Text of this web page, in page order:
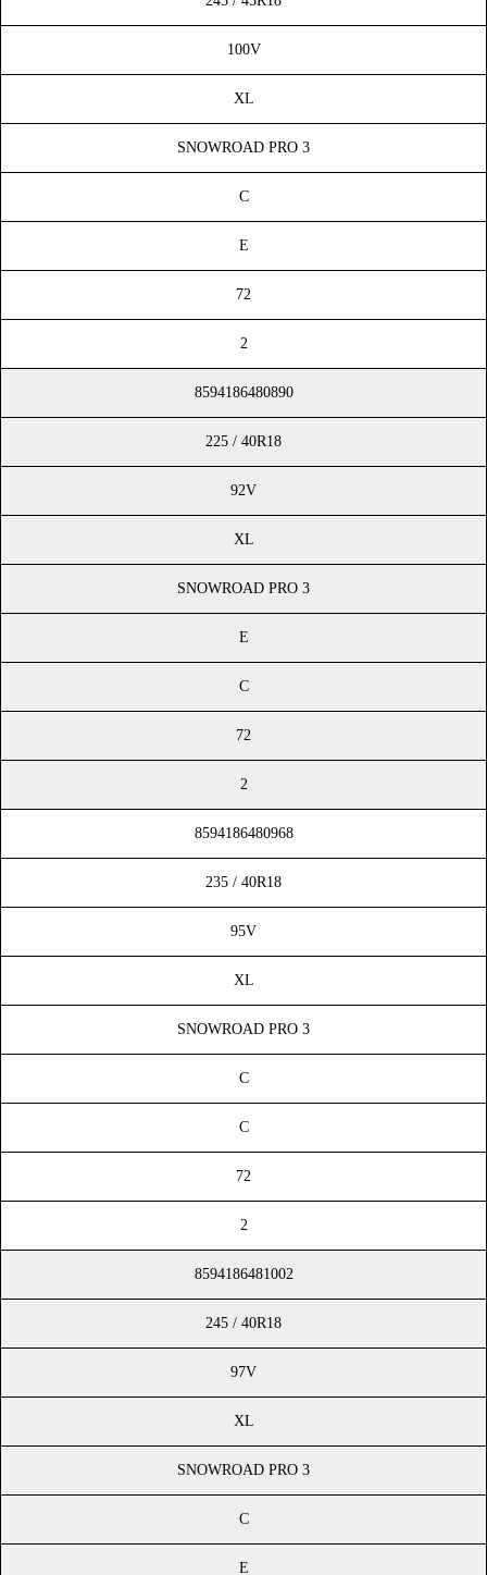
100V
XL
SNOWROAD PRO 3
C
E
72
2
8594186480890
225 / 40R18
92V
XL
SNOWROAD PRO 3
E
C
72
2
8594186480968
235 / 40R18
95V
XL
SNOWROAD PRO 3
C
C
72
2
8594186481002
245 / 40R18
97V
XL
SNOWROAD PRO 3
C
E